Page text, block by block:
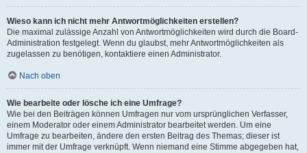
Wieso kann ich nicht mehr Antwortmöglichkeiten erstellen?
Die maximal zulässige Anzahl von Antwortmöglichkeiten wird durch die Board-
Administration festgelegt. Wenn du glaubst, mehr Antwortmöglichkeiten als
zugelassen zu benötigen, kontaktiere einen Administrator.
Nach oben
Wie bearbeite oder lösche ich eine Umfrage?
Wie bei den Beiträgen können Umfragen nur vom ursprünglichen Verfasser,
einem Moderator oder einem Administrator bearbeitet werden. Um eine
Umfrage zu bearbeiten, ändere den ersten Beitrag des Themas; dieser ist
immer mit der Umfrage verknüpft. Wenn niemand eine Stimme abgegeben hat,